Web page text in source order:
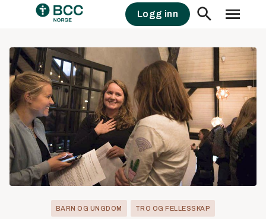
Logg inn
BARN OG UNGDOM TRO OG FELLESSKAP